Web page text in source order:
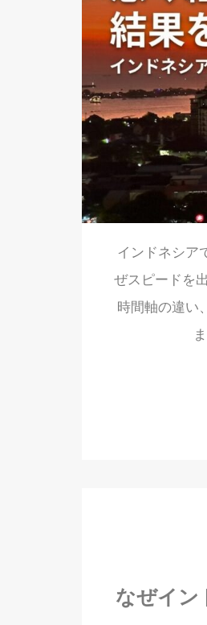
インドネシア
ぜスピードを
時間軸の違い
なぜイン